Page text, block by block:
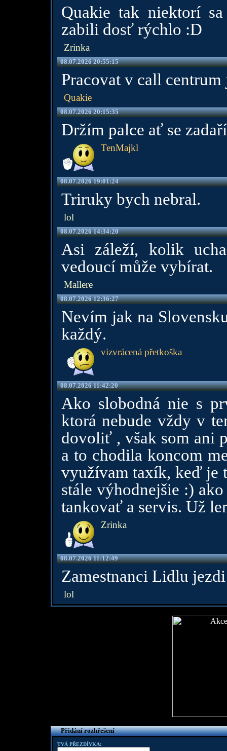
Quakie tak niektorí
zabili dosť rýchlo :D
Zrinka
08.07.2026 20:55:15
Pracovat v call
Quakie
08.07.2026 20:15:35
Držím palce ať se
TenMajkl
08.07.2026 19:01:24
Triruky bych nebral.
lol
08.07.2026 14:34:20
Asi záleží, kolik
vedoucí může vybírat.
Mallere
08.07.2026 12:36:27
Nevím jak na
každý.
vizvrácená přetkoška
08.07.2026 11:42:20
Ako slobodná nie s
ktorá nebude vždy v
dovoliť , však som ani
a to chodila koncom
využívam taxík, keď je
stále výhodnejšie :)
tankovať a servis. Už
Zrinka
08.07.2026 11:12:49
Zamestnanci Lidlu
lol
Přidání rozhřešení
TVÁ PŘEZDÍVKA: